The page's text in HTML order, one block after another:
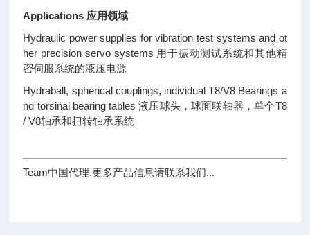
Applications 应用领域
Hydraulic power supplies for vibration test systems and ot
her precision servo systems 用于振动测试系统和其他精
密伺服系统的液压电源
Hydraball, spherical couplings, individual T8/V8 Bearings a
nd torsinal bearing tables液压球头，球面联轴器，单个T8
/ V8轴承和扭转轴承系统
Team中国代理.更多产品信息请联系我们...